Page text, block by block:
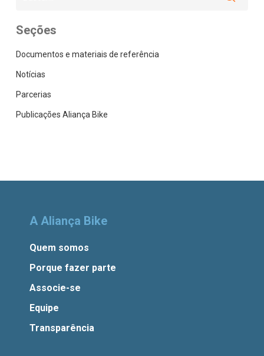
Seções
Documentos e materiais de referência
Notícias
Parcerias
Publicações Aliança Bike
A Aliança Bike
Quem somos
Porque fazer parte
Associe-se
Equipe
Transparência